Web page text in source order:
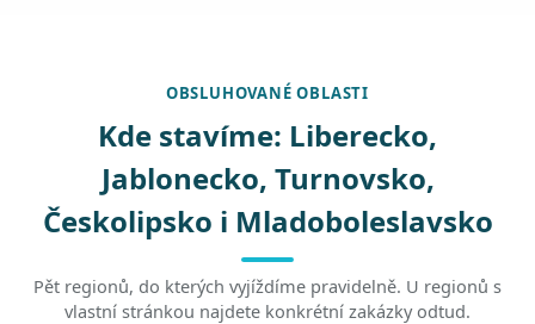
OBSLUHOVANÉ OBLASTI
Kde stavíme: Liberecko,
Jablonecko, Turnovsko,
Českolipsko i Mladoboleslavsko
Pět regionů, do kterých vyjíždíme pravidelně. U regionů s
vlastní stránkou najdete konkrétní zakázky odtud.